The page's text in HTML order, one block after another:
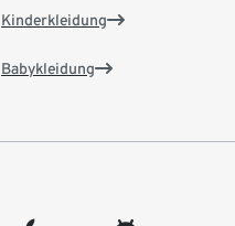
Kinderkleidung
Babykleidung